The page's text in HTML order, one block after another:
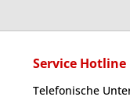
Service Hotline
Telefonische